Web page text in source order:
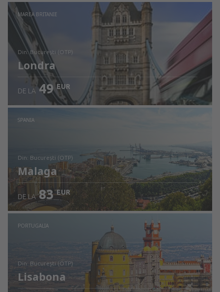
MAREA BRITANIE
din: București (OTP)
Londra
Verificați detaliile
DE LA 49 EUR
SPANIA
din: București (OTP)
Malaga
Verificați detaliile
DE LA 83 EUR
PORTUGALIA
din: București (OTP)
Lisabona